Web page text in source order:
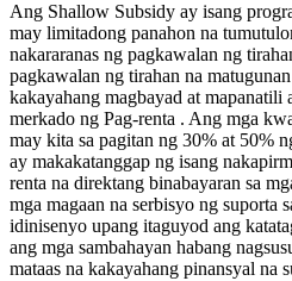
Ang Shallow Subsidy ay isang
may limitadong panahon na
nakararanas ng pagkawalan ng
pagkawalan ng tirahan na
kakayahang magbayad at mapanatili
merkado ng Pag-renta . Ang mga
may kita sa pagitan ng 30% at 50%
ay makakatanggap ng isang
renta na direktang binabayaran sa
mga magaan na serbisyo ng suporta
idinisenyo upang itaguyod ang
ang mga sambahayan habang
mataas na kakayahang pinansyal na